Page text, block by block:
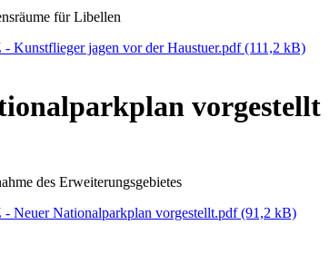
für Libellen
Kunstflieger jagen vor der Haustuer.pdf(111,2 kB)
vorgestellt
des Erweiterungsgebietes
Neuer Nationalparkplan vorgestellt.pdf(91,2 kB)